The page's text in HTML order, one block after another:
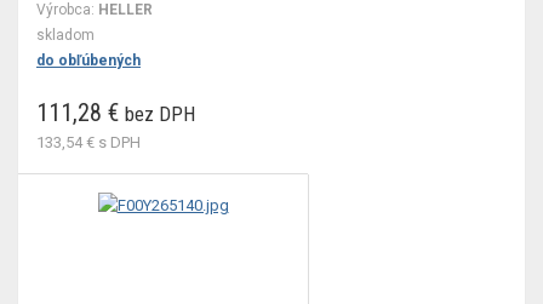
Výrobca: HELLER
skladom
do obľúbených
111,28 € bez DPH
133,54 € s DPH